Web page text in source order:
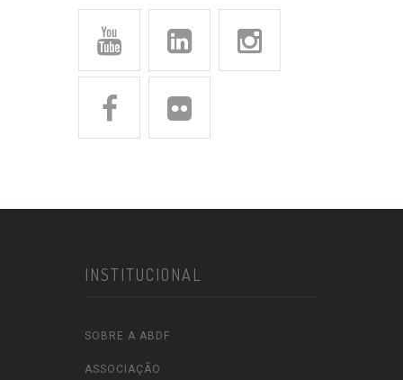
INSTITUCIONAL
SOBRE A ABDF
ASSOCIAÇÃO